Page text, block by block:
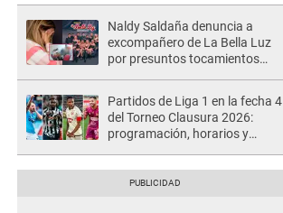
Naldy Saldaña denuncia a
excompañero de La Bella Luz
por presuntos tocamientos
Partidos de Liga 1 en la fecha 4
del Torneo Clausura 2026:
programación, horarios y